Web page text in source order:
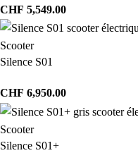
CHF 5,549.00
Scooter
Silence S01
CHF 6,950.00
Scooter
Silence S01+